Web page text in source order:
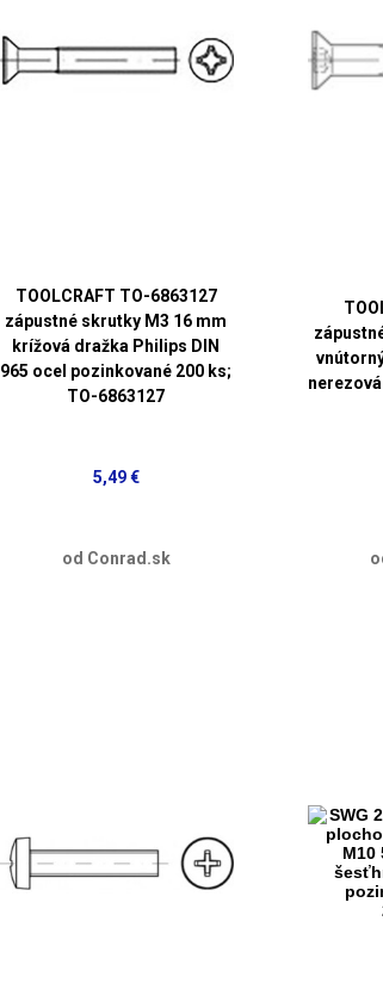
TOOLCRAFT TO-6863127
zápustné skrutky M3 16 mm
krížová dražka Philips DIN
965 ocel pozinkované 200 ks;
TO-6863127
5,49 €
od Conrad.sk